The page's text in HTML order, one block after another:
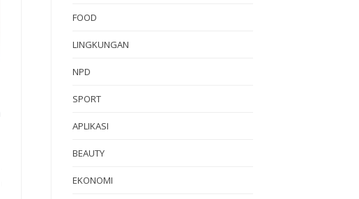
FOOD
LINGKUNGAN
NPD
SPORT
APLIKASI
BEAUTY
EKONOMI